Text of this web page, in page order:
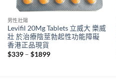
男性壯陽
Levifil 20Mg Tablets 立威大 樂威
壯 於治療陰莖勃起性功能障礙
香港正品現貨
$339 – $1899Price